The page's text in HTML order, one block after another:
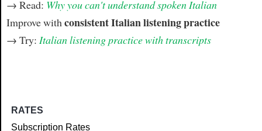
→ Read: Why you can't understand spoken Italian
Improve with consistent Italian listening practice
→ Try: Italian listening practice with transcripts
RATES
Subscription Rates